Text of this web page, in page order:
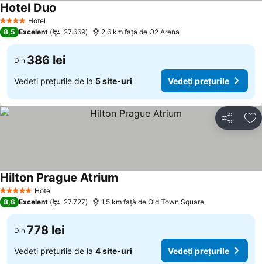
4 Stele Hotel
Hotel Duo
8,5 Excelent 27.669 2.6 km faţă de O2 Arena
Din 386 lei
Vedeți prețurile de la 5 site-uri Vedeți prețurile
Distribuiți
5 Stele Hotel
Hilton Prague Atrium
8,6 Excelent 27.727 1.5 km faţă de Old Town Square
Din 778 lei
Vedeți prețurile de la 4 site-uri Vedeți prețurile